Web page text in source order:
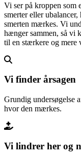
Vi ser på kroppen som
smerter eller
smerten mærkes. Vi
hænger sammen, så vi
til en stærkere og mere
Vi finder årsagen
Grundig undersøgelse
hvor den mærkes.
Vi lindrer her og